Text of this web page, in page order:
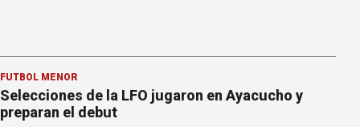
FÚTBOL MENOR
Selecciones de la LFO jugaron en Ayacucho y
preparan el debut